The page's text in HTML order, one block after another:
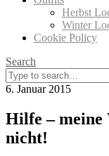
Herbst
Winter
Cookie Policy
Search
Search
for:
6. Januar 2015
Hilfe – meine
nicht!